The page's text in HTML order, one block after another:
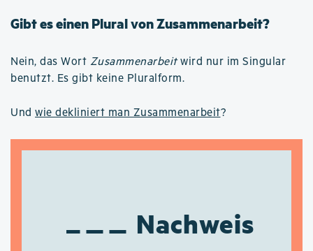
Gibt es einen Plural von Zusammenarbeit?
Nein, das Wort Zusammenarbeitwird nur im Singular
benutzt. Es gibt keine Pluralform.
Und wie dekliniert man Zusammenarbeit?
Nachweis